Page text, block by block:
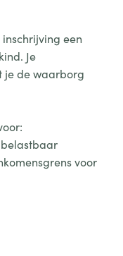
een
Je
je de waarborg
belastbaar
voor